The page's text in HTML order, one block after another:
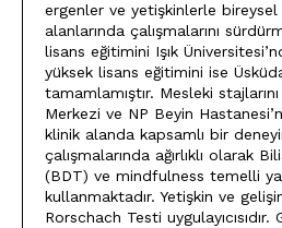
ergenler ve yetişkinlerle
alanlarında çalışmalarını
lisans eğitimini Işık
yüksek lisans eğitimini ise
tamamlamıştır. Mesleki
Merkezi ve NP Beyin
klinik alanda kapsamlı bir
çalışmalarında ağırlıklı olarak
(BDT) ve mindfulness temelli
kullanmaktadır. Yetişkin ve
Rorschach Testi